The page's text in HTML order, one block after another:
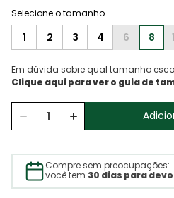
1 2 3 4 6 8
Em dúvida sobre qual tamanho
Compre sem preocupações:
você tem 30 dias para